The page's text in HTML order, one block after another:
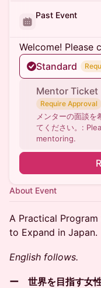
Past Event
Welcome! Please
Standard
Mentor Ticket
Require Approval
メンターの面談を
てください。:
mentoring.
About Event
A Practical
to Expand in Japan.
English follows.
ー 世界を目指す女